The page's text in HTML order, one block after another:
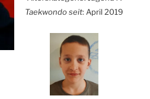
Tae­kwon­do seit: April 2019